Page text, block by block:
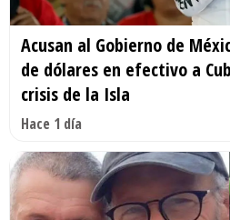
Acusan al Gobierno de
de dólares en efectivo a
crisis de la Isla
Hace 1 día